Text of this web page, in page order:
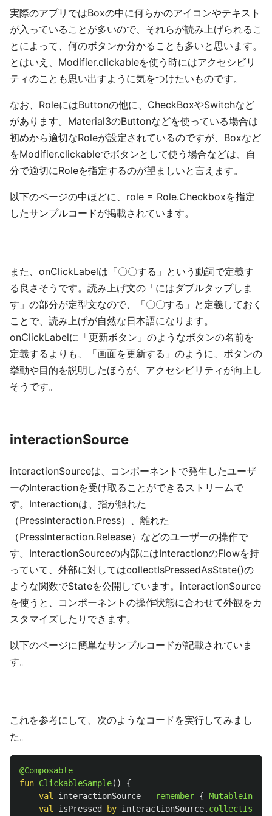
実際のアプリではBoxの中に何らかのアイコンやテキスト
が入っていることが多いので、それらが読み上げられるこ
とによって、何のボタンか分かることも多いと思います。
とはいえ、Modifier.clickableを使う時にはアクセシビリ
ティのことも思い出すように気をつけたいものです。
なお、RoleにはButtonの他に、CheckBoxやSwitchなど
があります。Material3のButtonなどを使っている場合は
初めから適切なRoleが設定されているのですが、Boxなど
をModifier.clickableでボタンとして使う場合などは、自
分で適切にRoleを指定するのが望ましいと言えます。
以下のページの中ほどに、role = Role.Checkboxを指定
したサンプルコードが掲載されています。
また、onClickLabelは「〇〇する」という動詞で定義す
る良さそうです。読み上げ文の「にはダブルタップしま
す」の部分が定型文なので、「〇〇する」と定義しておく
ことで、読み上げが自然な日本語になります。
onClickLabelに「更新ボタン」のようなボタンの名前を
定義するよりも、「画面を更新する」のように、ボタンの
挙動や目的を説明したほうが、アクセシビリティが向上し
そうです。
interactionSource
interactionSourceは、コンポーネントで発生したユーザ
ーのInteractionを受け取ることができるストリームで
す。Interactionは、指が触れた
（PressInteraction.Press）、離れた
（PressInteraction.Release）などのユーザーの操作で
す。InteractionSourceの内部にはInteractionのFlowを持
っていて、外部に対してはcollectIsPressedAsState()の
ような関数でStateを公開しています。interactionSource
を使うと、コンポーネントの操作状態に合わせて外観をカ
スタマイズしたりできます。
以下のページに簡単なサンプルコードが記載されていま
す。
これを参考にして、次のようなコードを実行してみまし
た。
@Composable
fun ClickableSample()
{
val
interactionSource = remember {
val
isPressed by interactionSource.